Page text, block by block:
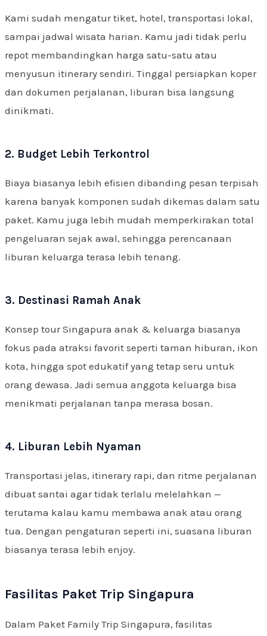
Kami sudah mengatur tiket, hotel, transportasi lokal,
sampai jadwal wisata harian. Kamu jadi tidak perlu
repot membandingkan harga satu-satu atau
menyusun itinerary sendiri. Tinggal persiapkan koper
dan dokumen perjalanan, liburan bisa langsung
dinikmati.
2. Budget Lebih Terkontrol
Biaya biasanya lebih efisien dibanding pesan terpisah
karena banyak komponen sudah dikemas dalam satu
paket. Kamu juga lebih mudah memperkirakan total
pengeluaran sejak awal, sehingga perencanaan
liburan keluarga terasa lebih tenang.
3. Destinasi Ramah Anak
Konsep tour Singapura anak & keluarga biasanya
fokus pada atraksi favorit seperti taman hiburan, ikon
kota, hingga spot edukatif yang tetap seru untuk
orang dewasa. Jadi semua anggota keluarga bisa
menikmati perjalanan tanpa merasa bosan.
4. Liburan Lebih Nyaman
Transportasi jelas, itinerary rapi, dan ritme perjalanan
dibuat santai agar tidak terlalu melelahkan —
terutama kalau kamu membawa anak atau orang
tua. Dengan pengaturan seperti ini, suasana liburan
biasanya terasa lebih enjoy.
Fasilitas Paket Trip Singapura
Dalam Paket Family Trip Singapura, fasilitas